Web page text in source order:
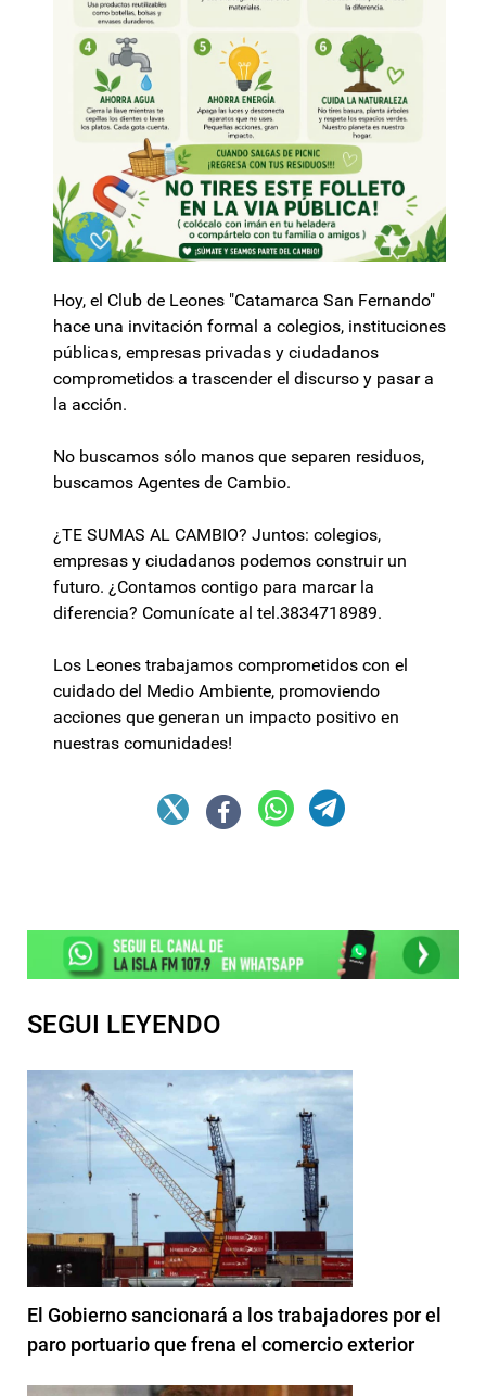
Hoy, el Club de Leones "Catamarca San Fernando"
hace una invitación formal a colegios, instituciones
públicas, empresas privadas y ciudadanos
comprometidos a trascender el discurso y pasar a
la acción.
No buscamos sólo manos que separen residuos,
buscamos Agentes de Cambio.
¿TE SUMAS AL CAMBIO? Juntos: colegios,
empresas y ciudadanos podemos construir un
futuro. ¿Contamos contigo para marcar la
diferencia? Comunícate al tel.3834718989.
Los Leones trabajamos comprometidos con el
cuidado del Medio Ambiente, promoviendo
acciones que generan un impacto positivo en
nuestras comunidades!
SEGUI LEYENDO
El Gobierno sancionará a los trabajadores por el
paro portuario que frena el comercio exterior